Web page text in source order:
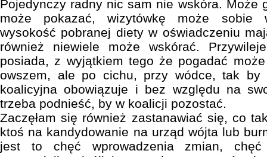
Pojedynczy radny nic sam nie wskóra. Może
może pokazać, wizytówkę może sobie
wysokość pobranej diety w oświadczeniu
również niewiele może wskórać.
posiada, z wyjątkiem tego że pogadać
owszem, ale po cichu, przy wódce, tak by
koalicyjna obowiązuje i bez względu na
trzeba podnieść, by w koalicji pozostać.
Zaczęłam się również zastanawiać się, co
ktoś na kandydowanie na urząd wójta lub
jest to chęć wprowadzenia zmian, chęć